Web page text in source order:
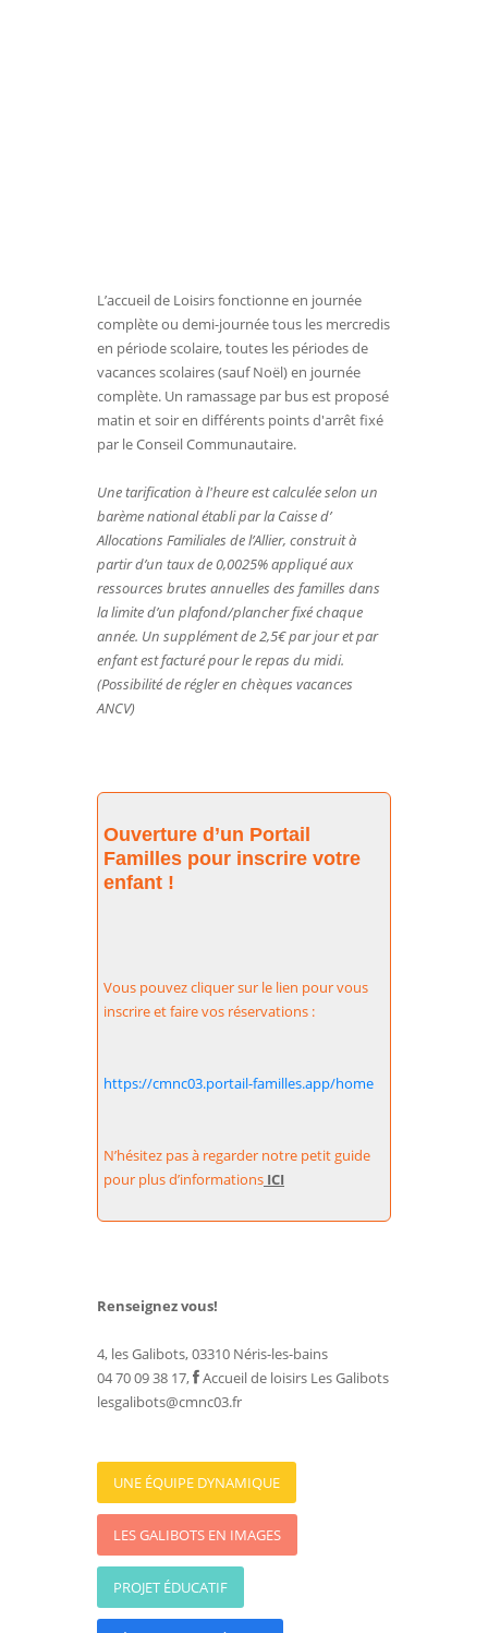
L’accueil de Loisirs fonctionne en journée
complète ou demi-journée tous les mercredis
en période scolaire, toutes les périodes de
vacances scolaires (sauf Noël) en journée
complète. Un ramassage par bus est proposé
matin et soir en différents points d'arrêt fixé
par le Conseil Communautaire.
Une tarification à l'heure est calculée selon un
barème national établi par la Caisse d’
Allocations Familiales de l’Allier, construit à
partir d’un taux de 0,0025% appliqué aux
ressources brutes annuelles des familles dans
la limite d’un plafond/plancher fixé chaque
année. Un supplément de 2,5€ par jour et par
enfant est facturé pour le repas du midi.
(Possibilité de régler en chèques vacances
ANCV)
Ouverture d’un Portail
Familles pour inscrire votre
enfant !
Vous pouvez cliquer sur le lien pour vous
inscrire et faire vos réservations :
https://cmnc03.portail-familles.app/home
N’hésitez pas à regarder notre petit guide
pour plus d’informations ICI
Renseignez vous!
4, les Galibots, 03310 Néris-les-bains
04 70 09 38 17,
Accueil de loisirs Les Galibots
lesgalibots@cmnc03.fr
UNE ÉQUIPE DYNAMIQUE
LES GALIBOTS EN IMAGES
PROJET ÉDUCATIF